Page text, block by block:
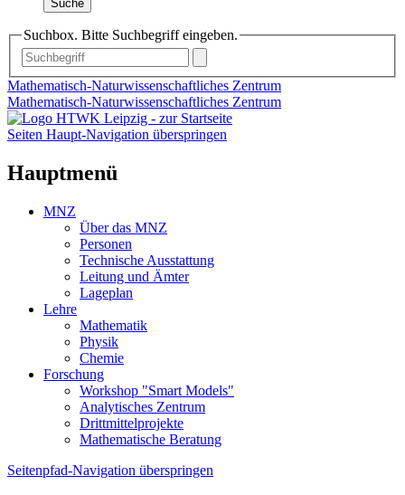
Suche
Suchbox. Bitte Suchbegriff eingeben.
Mathematisch-Naturwissenschaftliches Zentrum
Mathematisch-Naturwissenschaftliches Zentrum
Seiten Haupt-Navigation überspringen
Hauptmenü
MNZ
Über das MNZ
Personen
Technische Ausstattung
Leitung und Ämter
Lageplan
Lehre
Mathematik
Physik
Chemie
Forschung
Workshop "Smart Models"
Analytisches Zentrum
Drittmittelprojekte
Mathematische Beratung
Seitenpfad-Navigation überspringen